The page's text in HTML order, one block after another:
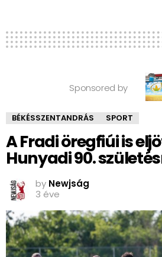
Sponsored by
BÉKÉSSZENTANDRÁS SPORT
A Fradi öregfiúi is
Hunyadi 90.
by Newjság
3 éve